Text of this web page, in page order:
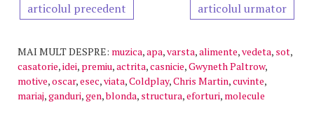
articolul precedent articolul urmator
MAI MULT DESPRE: muzica,apa,varsta,alimente,vedeta, sot,
casatorie,idei, premiu,actrita,casnicie,Gwyneth Paltrow,
motive,oscar,esec,viata,Coldplay,Chris Martin,cuvinte,
mariaj,ganduri,gen,blonda, structura,eforturi, molecule